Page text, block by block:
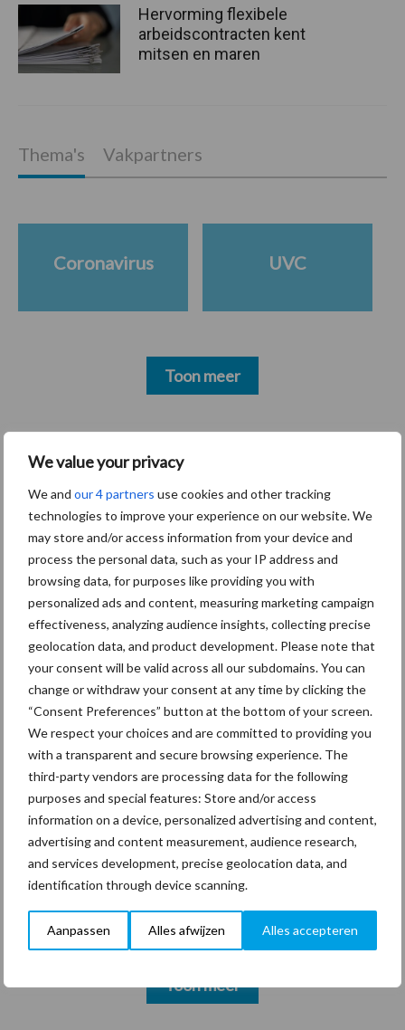
We value your privacy
We and our 4 partners use cookies and other tracking
technologies to improve your experience on our website. We
may store and/or access information from your device and
process the personal data, such as your IP address and
browsing data, for purposes like providing you with
personalized ads and content, measuring marketing campaign
effectiveness, analyzing audience insights, collecting precise
geolocation data, and product development. Please note that
your consent will be valid across all our subdomains. You can
change or withdraw your consent at any time by clicking the
“Consent Preferences” button at the bottom of your screen.
We respect your choices and are committed to providing you
with a transparent and secure browsing experience. The
third-party vendors are processing data for the following
purposes and special features: Store and/or access
information on a device, personalized advertising and content,
advertising and content measurement, audience research,
and services development, precise geolocation data, and
identification through device scanning.
Aanpassen Alles afwijzen Alles accepteren
Primaire
Sidebar
Recent nieuws
30 dec
Hervorming flexibele
arbeidscontracten kent mitsen en
maren
29 dec
Freddy van de Ridder Cleaners:
“Glazenwassen zit in m’n bloed,
maar innoveren is mijn toekomst”
24 dec
Friendship Sports Centre maakt
vrienden voor het leven
23 dec
Business Apps: breng rust in de
schoonmaakchaos
22 dec
Sportschool Saints & Stars moet
oud-schoonmakers alsnog betalen
Toon meer
Hervorming flexibele
arbeidscontracten kent
mitsen en maren
Thema's Vakpartners
Coronavirus UVC
Toon meer